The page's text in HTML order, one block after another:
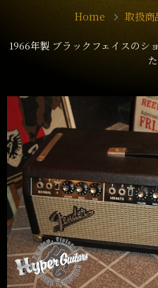
Home 取扱商
1966年製 ブラックフェイスのシ
た